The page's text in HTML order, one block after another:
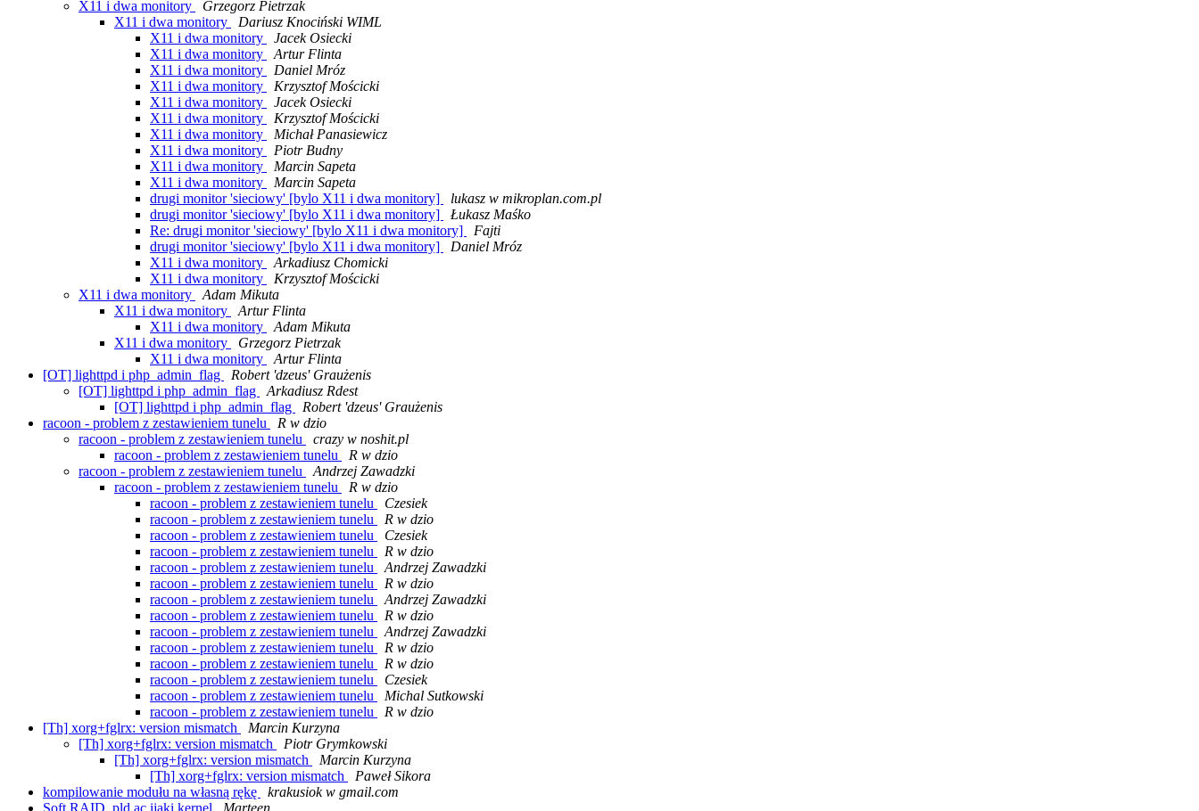
X11 i dwa monitory
Grzegorz Pietrzak
X11 i dwa monitory
Dariusz Knociński WIML
X11 i dwa monitory
Jacek Osiecki
X11 i dwa monitory
Artur Flinta
X11 i dwa monitory
Daniel Mróz
X11 i dwa monitory
Krzysztof Mościcki
X11 i dwa monitory
Jacek Osiecki
X11 i dwa monitory
Krzysztof Mościcki
X11 i dwa monitory
Michał Panasiewicz
X11 i dwa monitory
Piotr Budny
X11 i dwa monitory
Marcin Sapeta
X11 i dwa monitory
Marcin Sapeta
drugi monitor 'sieciowy' [bylo X11 i dwa monitory]
lukasz w mikroplan.com.pl
drugi monitor 'sieciowy' [bylo X11 i dwa monitory]
Łukasz Maśko
Re: drugi monitor 'sieciowy' [bylo X11 i dwa monitory]
Fajti
drugi monitor 'sieciowy' [bylo X11 i dwa monitory]
Daniel Mróz
X11 i dwa monitory
Arkadiusz Chomicki
X11 i dwa monitory
Krzysztof Mościcki
X11 i dwa monitory
Adam Mikuta
X11 i dwa monitory
Artur Flinta
X11 i dwa monitory
Adam Mikuta
X11 i dwa monitory
Grzegorz Pietrzak
X11 i dwa monitory
Artur Flinta
[OT] lighttpd i php_admin_flag
Robert 'dzeus' Graużenis
[OT] lighttpd i php_admin_flag
Arkadiusz Rdest
[OT] lighttpd i php_admin_flag
Robert 'dzeus' Graużenis
racoon - problem z zestawieniem tunelu
R w dzio
racoon - problem z zestawieniem tunelu
crazy w noshit.pl
racoon - problem z zestawieniem tunelu
R w dzio
racoon - problem z zestawieniem tunelu
Andrzej Zawadzki
racoon - problem z zestawieniem tunelu
R w dzio
racoon - problem z zestawieniem tunelu
Czesiek
racoon - problem z zestawieniem tunelu
R w dzio
racoon - problem z zestawieniem tunelu
Czesiek
racoon - problem z zestawieniem tunelu
R w dzio
racoon - problem z zestawieniem tunelu
Andrzej Zawadzki
racoon - problem z zestawieniem tunelu
R w dzio
racoon - problem z zestawieniem tunelu
Andrzej Zawadzki
racoon - problem z zestawieniem tunelu
R w dzio
racoon - problem z zestawieniem tunelu
Andrzej Zawadzki
racoon - problem z zestawieniem tunelu
R w dzio
racoon - problem z zestawieniem tunelu
R w dzio
racoon - problem z zestawieniem tunelu
Czesiek
racoon - problem z zestawieniem tunelu
Michal Sutkowski
racoon - problem z zestawieniem tunelu
R w dzio
[Th] xorg+fglrx: version mismatch
Marcin Kurzyna
[Th] xorg+fglrx: version mismatch
Piotr Grymkowski
[Th] xorg+fglrx: version mismatch
Marcin Kurzyna
[Th] xorg+fglrx: version mismatch
Paweł Sikora
kompilowanie modułu na własną rękę
krakusiok w gmail.com